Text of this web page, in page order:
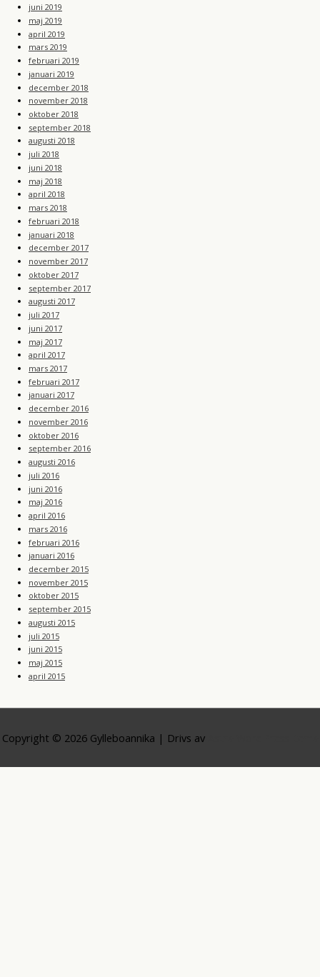
juni 2019
maj 2019
april 2019
mars 2019
februari 2019
januari 2019
december 2018
november 2018
oktober 2018
september 2018
augusti 2018
juli 2018
juni 2018
maj 2018
april 2018
mars 2018
februari 2018
januari 2018
december 2017
november 2017
oktober 2017
september 2017
augusti 2017
juli 2017
juni 2017
maj 2017
april 2017
mars 2017
februari 2017
januari 2017
december 2016
november 2016
oktober 2016
september 2016
augusti 2016
juli 2016
juni 2016
maj 2016
april 2016
mars 2016
februari 2016
januari 2016
december 2015
november 2015
oktober 2015
september 2015
augusti 2015
juli 2015
juni 2015
maj 2015
april 2015
Copyright © 2026 Gylleboannika | Drivs av